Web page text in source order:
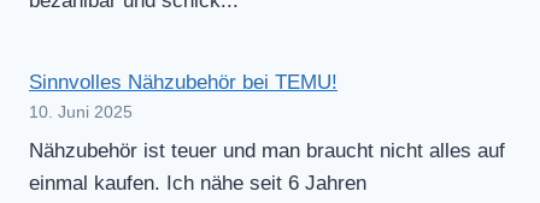
Sinnvolles Nähzubehör bei TEMU!
10. Juni 2025
Nähzubehör ist teuer und man braucht nicht alles auf
einmal kaufen. Ich nähe seit 6 Jahren